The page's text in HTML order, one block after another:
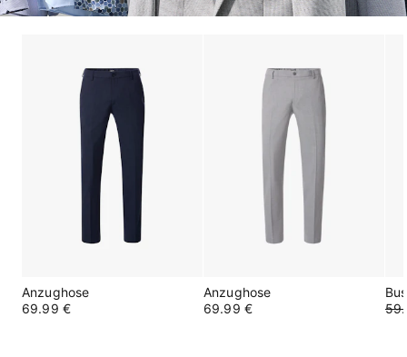
Anzughose
69.99 €
Anzughose
69.99 €